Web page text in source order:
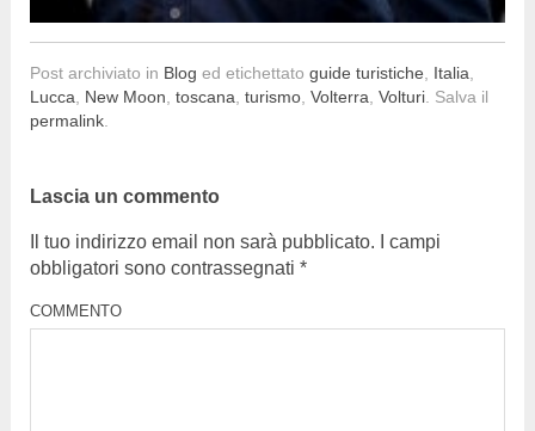
Post archiviato in Blog ed etichettato guide turistiche Italia
Lucca
New Moon toscana turismo, Volterra Volturi. Salva il
permalink.
Lascia un commento
Il tuo indirizzo email non sarà pubblicato. I campi
obbligatori sono contrassegnati *
COMMENTO